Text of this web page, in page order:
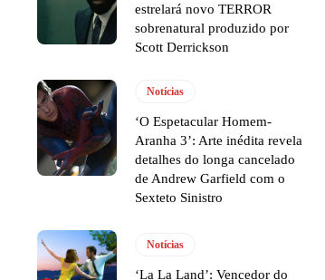
estrelará novo TERROR
sobrenatural produzido por
Scott Derrickson
Notícias
‘O Espetacular Homem-
Aranha 3’: Arte inédita revela
detalhes do longa cancelado
de Andrew Garfield com o
Sexteto Sinistro
Notícias
‘La La Land’: Vencedor do